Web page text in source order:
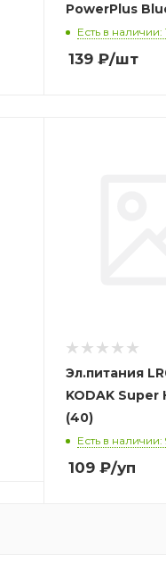
PowerPlus
Есть в наличии:
139₽/шт
Эл.питания
KODAK Super
(40)
Есть в наличии:
109₽/уп